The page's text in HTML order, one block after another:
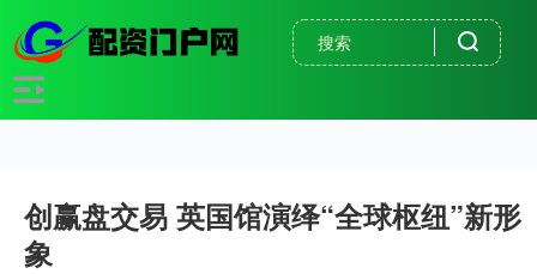
创赢盘交易 英国馆演绎“全球枢纽”新形
象